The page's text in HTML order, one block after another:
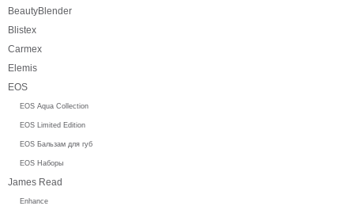
BeautyBlender
Blistex
Carmex
Elemis
EOS
EOS Aqua Collection
EOS Limited Edition
EOS Бальзам для губ
EOS Наборы
James Read
Enhance